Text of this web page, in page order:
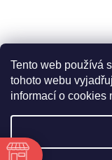
Tento web používá
tohoto webu
informací o cookies